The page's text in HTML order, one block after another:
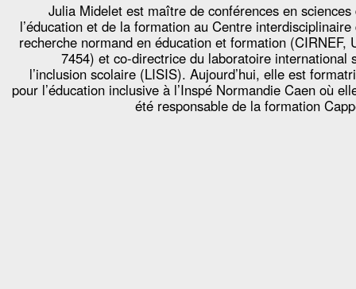
Julia Midelet est maître de conférences en sciences
l’éducation et de la formation au Centre interdisciplinaire
recherche normand en éducation et formation (CIRNEF,
7454) et co-directrice du laboratoire international
l’inclusion scolaire (LISIS). Aujourd’hui, elle est
pour l’éducation inclusive à l’Inspé Normandie Caen où
été responsable de la formation